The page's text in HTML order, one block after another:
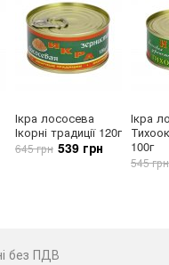
Ікра лососева
Ікорні традиції 120г
645 грн 539 грн
Ікра
100г
545 грн
без ПДВ